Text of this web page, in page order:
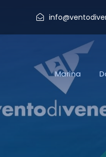
Marina